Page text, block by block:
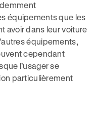
équipements que les
avoir dans leur voiture
équipements,
cependant
l’usager se
particulièrement